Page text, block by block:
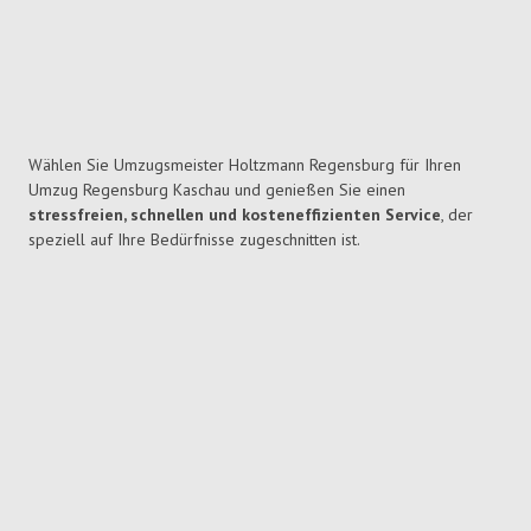
Wählen Sie Umzugsmeister Holtzmann Regensburg für Ihren
Umzug Regensburg Kaschau und genießen Sie einen
stressfreien, schnellen und kosteneffizienten Service, der
speziell auf Ihre Bedürfnisse zugeschnitten ist.